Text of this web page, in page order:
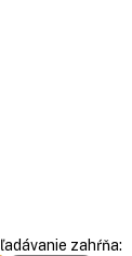
zahŕňa: